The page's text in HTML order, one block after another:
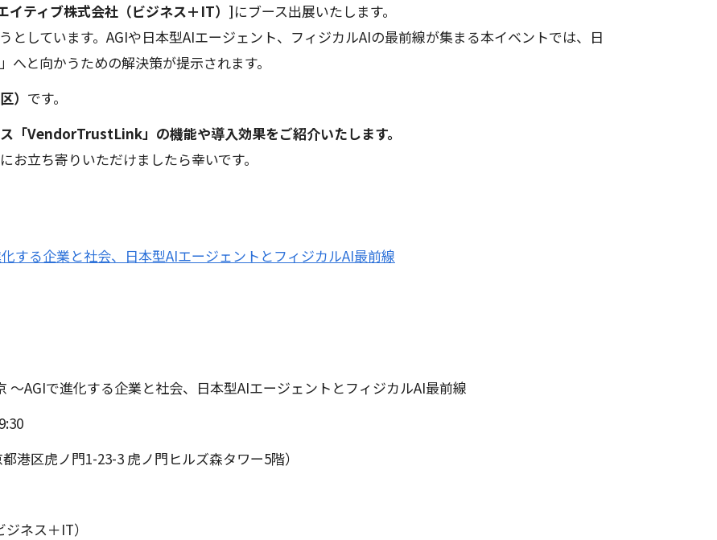
イティブ株式会社（ビジネス＋IT）]にブース出展いたします。
としています。AGIや日本型AIエージェント、フィジカルAIの最前線が集まる本イベントでは、日
と向かうための解決策が提示されます。
） です。
「VendorTrustLink」の機能や導入効果をご紹介いたします。
立ち寄りいただけましたら幸いです。
する企業と社会、日本型AIエージェントとフィジカルAI最前線
AGIで進化する企業と社会、日本型AIエージェントとフィジカルAI最前線
区虎ノ門1-23-3 虎ノ門ヒルズ森タワー5階）
ネス＋IT）